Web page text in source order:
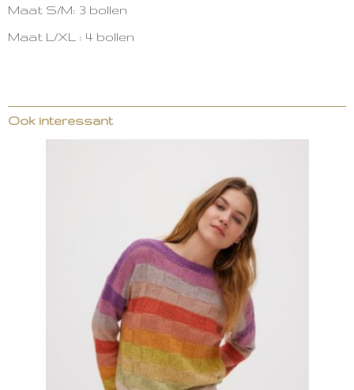
Maat S/M: 3 bollen
Maat L/XL : 4 bollen
Ook interessant